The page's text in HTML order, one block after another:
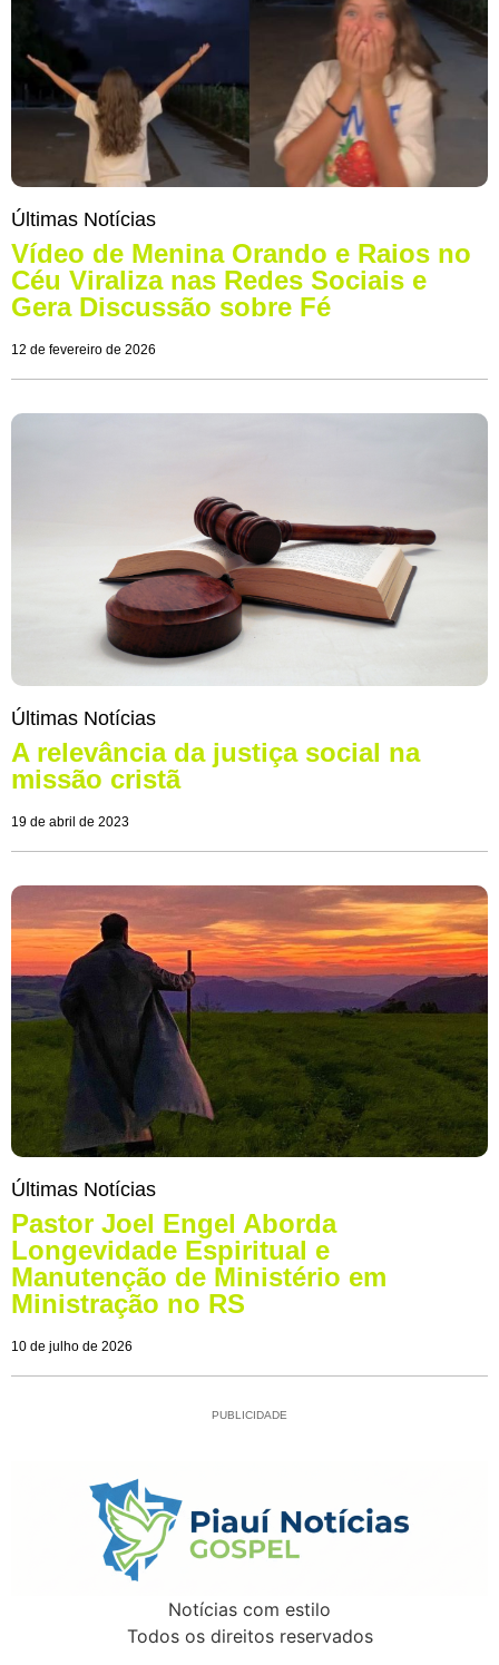
Últimas Notícias
Vídeo de Menina Orando e Raios no
Céu Viraliza nas Redes Sociais e
Gera Discussão sobre Fé
12 de fevereiro de 2026
Últimas Notícias
A relevância da justiça social na
missão cristã
19 de abril de 2023
Últimas Notícias
Pastor Joel Engel Aborda
Longevidade Espiritual e
Manutenção de Ministério em
Ministração no RS
10 de julho de 2026
PUBLICIDADE
Notícias com estilo
Todos os direitos reservados